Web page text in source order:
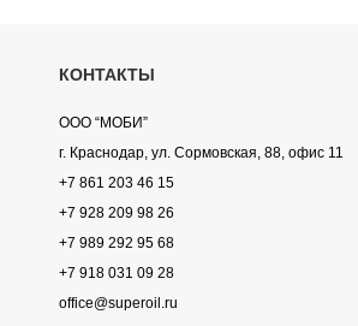
КОНТАКТЫ
ООО “МОБИ”
г. Краснодар, ул. Сормовская, 88, офис 11
+7 861 203 46 15
+7 928 209 98 26
+7 989 292 95 68
+7 918 031 09 28
office@superoil.ru